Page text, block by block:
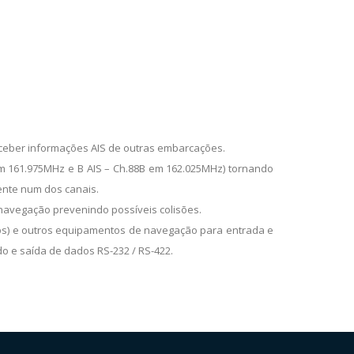
informações AIS de outras embarcações.
e B AIS – Ch.88B em 162.025MHz) tornando
num dos canais.
prevenindo possíveis colisões.
e outros equipamentos de navegação para entrada e
saída de dados RS-232 / RS-422.